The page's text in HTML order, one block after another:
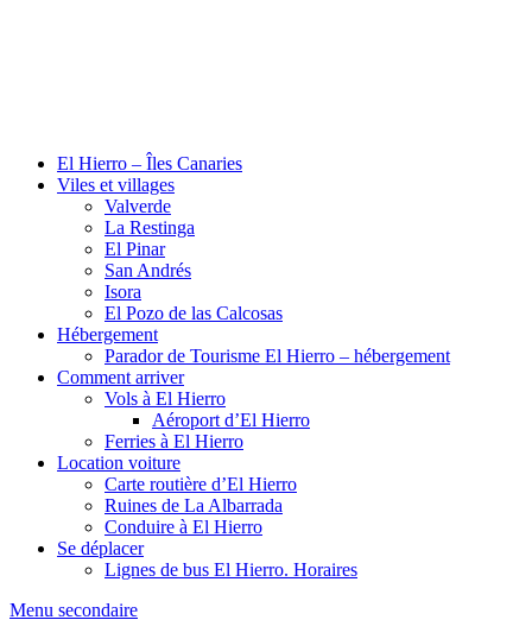
El Hierro – Îles Canaries
Viles et villages
Valverde
La Restinga
El Pinar
San Andrés
Isora
El Pozo de las Calcosas
Hébergement
Parador de Tourisme El Hierro – hébergement
Comment arriver
Vols à El Hierro
Aéroport d’El Hierro
Ferries à El Hierro
Location voiture
Carte routière d’El Hierro
Ruines de La Albarrada
Conduire à El Hierro
Se déplacer
Lignes de bus El Hierro. Horaires
Menu secondaire